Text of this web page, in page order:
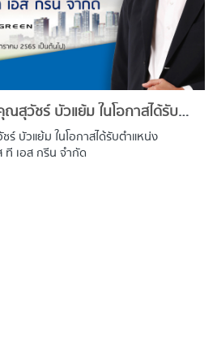
ขอแสดงความยินดีกับ คุณสุวัชร์ บัวแย้ม ในโอกาสได้รับตำแหน่ง กรรมการผู้จัดการ บริษัท เอส ที เอส กรีน จำกัด
บัวแย้ม ในโอกาสได้รับตำแหน่ง
ที เอส กรีน จำกัด